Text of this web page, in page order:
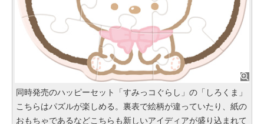
同時発売のハッピーセット「すみっコぐらし」の「しろくま」
こちらはパズルが楽しめる。裏表で絵柄が違っていたり、紙の
おもちゃであるなどこちらも新しいアイディアが盛り込まれて